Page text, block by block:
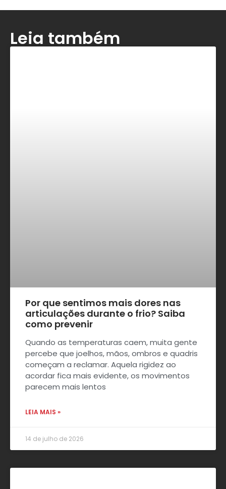
Leia também
Por que sentimos mais dores nas
articulações durante o frio? Saiba
como prevenir
Quando as temperaturas caem, muita gente
percebe que joelhos, mãos, ombros e quadris
começam a reclamar. Aquela rigidez ao
acordar fica mais evidente, os movimentos
parecem mais lentos
LEIA MAIS »
14 de julho de 2026